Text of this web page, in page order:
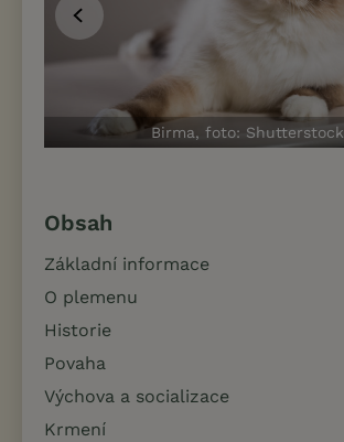
Birma, foto: Shutterstock
Obsah
Základní informace
O plemenu
Historie
Povaha
Výchova a socializace
Krmení